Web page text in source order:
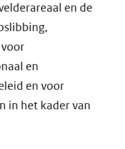
en de
en
en voor
in het kader van